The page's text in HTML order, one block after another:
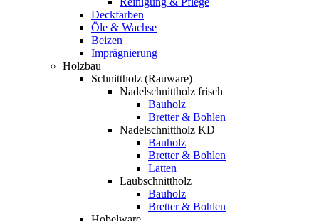
Deckfarben
Öle & Wachse
Beizen
Imprägnierung
Holzbau
Schnittholz (Rauware)
Nadelschnittholz frisch
Bauholz
Bretter & Bohlen
Nadelschnittholz KD
Bauholz
Bretter & Bohlen
Latten
Laubschnittholz
Bauholz
Bretter & Bohlen